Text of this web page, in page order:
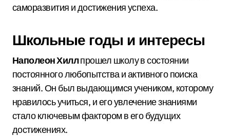
саморазвития и достижения успеха.
Школьные годы и интересы
Наполеон Хиллпрошел школу в состоянии
постоянного любопытства и активного поиска
знаний. Он был выдающимся учеником, которому
нравилось учиться, и его увлечение знаниями
стало ключевым фактором в его будущих
достижениях.